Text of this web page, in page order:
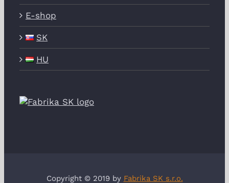
E-shop
SK
HU
Copyright © 2019 by Fabrika SK s.r.o.